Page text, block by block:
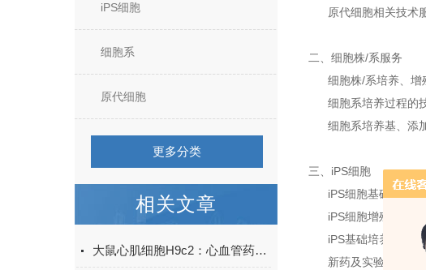
iPS细胞
细胞系
原代细胞
更多分类
相关文章
大鼠心肌细胞H9c2：心血管药物安全性评价的“体外哨兵”
原代细胞相关技术服
二、细胞株/系服务
细胞株/系培养、增
细胞系培养过程的技
细胞系培养基、添加
三、iPS细胞
iPS细胞基础培养（
iPS细胞增殖及冷冻
iPS基础培养技术实
新药及实验仪器上市